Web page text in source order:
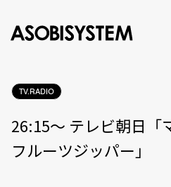
TV.RADIO
26:15～ テレビ朝日「
フルーツジッパー」